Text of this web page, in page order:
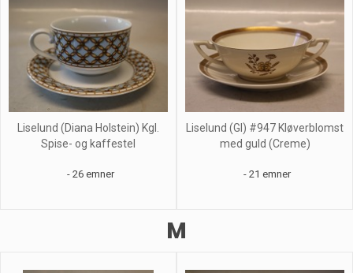
Liselund (Diana Holstein) Kgl.
Spise- og kaffestel
- 26 emner
Liselund (Gl) #947 Kløverblomst
med guld (Creme)
- 21 emner
M